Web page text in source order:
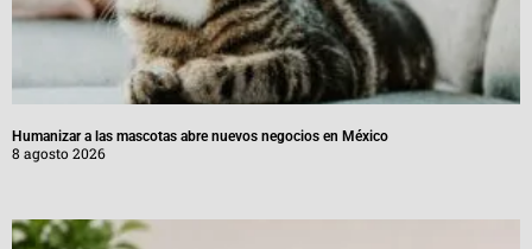
Humanizar a las mascotas abre nuevos negocios en México
8 agosto 2026